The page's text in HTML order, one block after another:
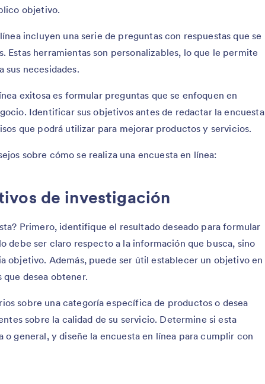
objetivo.
incluyen una serie de preguntas con respuestas que se
Estas herramientas son personalizables, lo que le permite
sus necesidades.
exitosa es formular preguntas que se enfoquen en
Identificar sus objetivos antes de redactar la encuesta
que podrá utilizar para mejorar productos y servicios.
sobre cómo se realiza una encuesta en línea:
de investigación
Primero, identifique el resultado deseado para formular
debe ser claro respecto a la información que busca, sino
objetivo. Además, puede ser útil establecer un objetivo en
desea obtener.
sobre una categoría específica de productos o desea
sobre la calidad de su servicio. Determine si esta
general, y diseñe la encuesta en línea para cumplir con